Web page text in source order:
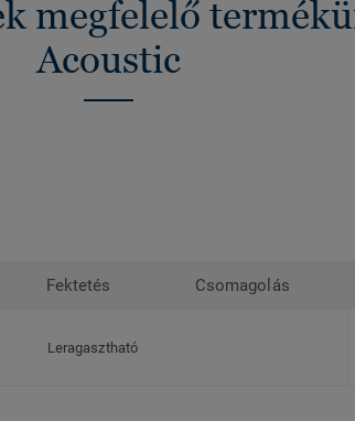
megfelelő
Acoustic
Fektetés Csomagolás
Leragasztható